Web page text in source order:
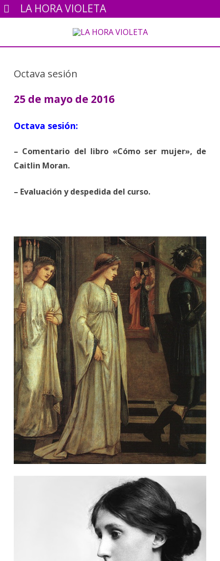
LA HORA VIOLETA
Octava sesión
25 de mayo de 2016
Octava sesión:
– Comentario del libro «Cómo ser mujer», de
Caitlin Moran.
– Evaluación y despedida del curso.